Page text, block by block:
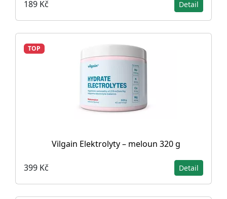
189 Kč Detail
TOP
Vilgain Elektrolyty – meloun 320 g
399 Kč Detail